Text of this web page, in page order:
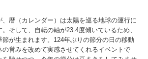
、暦（カレンダー）は太陽を巡る地球の運行に
そして、自転の軸が23.4度傾いているため、
が生まれます。124年ぶりの節分の日の移動
の営みを改めて実感させてくれるイベントで